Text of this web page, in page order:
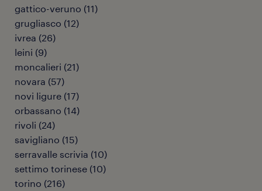
gattico-veruno (11)
grugliasco (12)
ivrea (26)
leini (9)
moncalieri (21)
novara (57)
novi ligure (17)
orbassano (14)
rivoli (24)
savigliano (15)
serravalle scrivia (10)
settimo torinese (10)
torino (216)